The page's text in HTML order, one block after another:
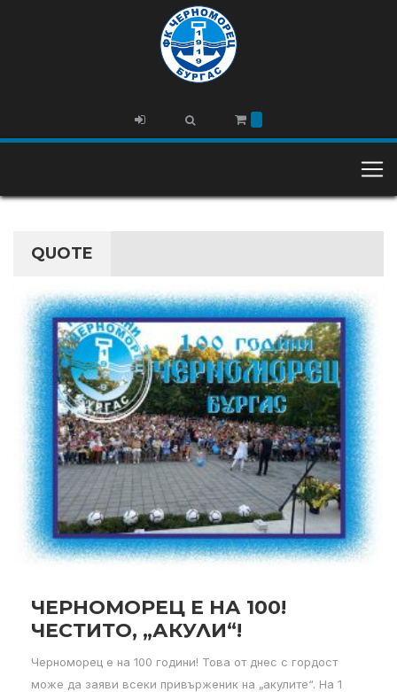
QUOTE
ЧЕРНОМОРЕЦ Е НА 100!
ЧЕСТИТО, „АКУЛИ“!
Черноморец е на 100 години! Това от днес с гордост
може да заяви всеки привърженик на „акулите“. На 1